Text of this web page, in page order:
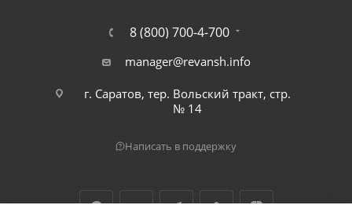
8 (800) 700-4-700
manager@revansh.info
г. Саратов, тер. Вольский тракт, стр.
№ 14
Написать в поддержку